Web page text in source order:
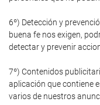
6º) Detección y
buena fe nos exigen,
detectar y prevenir
7º) Contenidos
aplicación que contiene
varios de nuestros